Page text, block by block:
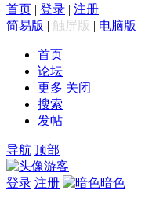
首页 | 登录 | 注册
简易版 | 触屏版 | 电脑版
首页
论坛
更多 关闭
搜索
发帖
导航 顶部
游客
登录 注册 暗色